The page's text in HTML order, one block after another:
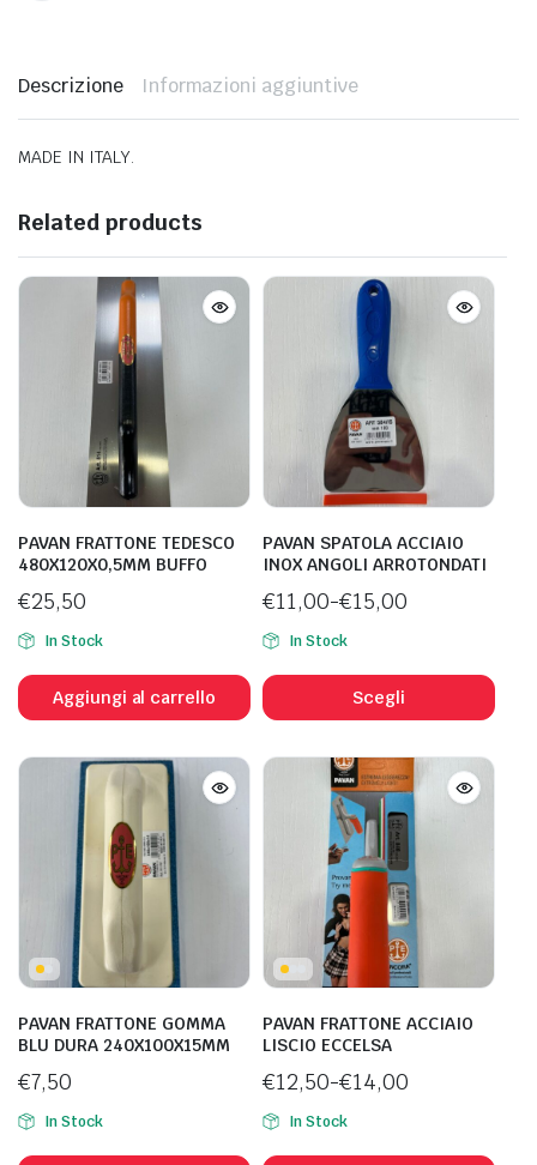
Descrizione Informazioni aggiuntive
MADE IN ITALY.
Related products
PAVAN FRATTONE TEDESCO
480X120X0,5MM BUFFO
€25,50
In Stock
Aggiungi al carrello
PAVAN SPATOLA ACCIAIO
INOX ANGOLI ARROTONDATI
€11,00-€15,00
Fascia
di
prezzo:
da
a
€15,00
In Stock
Scegli
PAVAN FRATTONE GOMMA
BLU DURA 240X100X15MM
€7,50
In Stock
PAVAN FRATTONE ACCIAIO
LISCIO ECCELSA
€12,50-€14,00
Fascia
di In Stock